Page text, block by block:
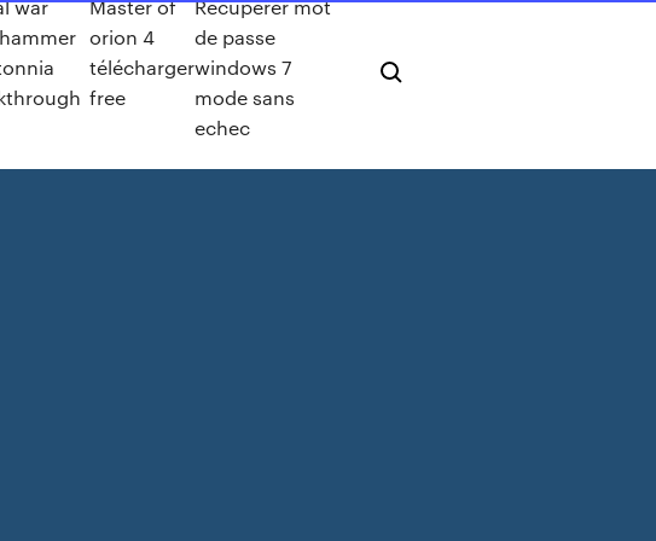
war
Master of
orion 4
télécharger
free
Recuperer mot
de passe
windows 7
mode sans
echec